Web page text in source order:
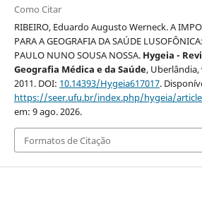
Como Citar
RIBEIRO, Eduardo Augusto Werneck. A
PARA A GEOGRAFIA DA SAÚDE
PAULO NUNO SOUSA NOSSA. Hygeia -
Geografia Médica e da Saúde, Uberlândia,
2011. DOI: 10.14393/Hygeia617017.
https://seer.ufu.br/index.php/hygeia/
em: 9 ago. 2026.
Formatos de Citação